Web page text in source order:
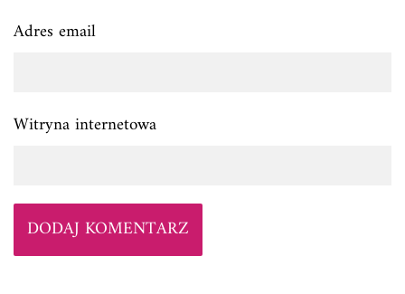
Adres email
Witryna internetowa